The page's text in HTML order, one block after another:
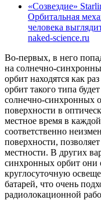
«Созвездие»
Орбитальная
человека
naked-science.ru
Во-первых, в него
на солнечно-
орбит находятся как
орбит такого типа
солнечно-синхронных
поверхности в
местное время в
соответственно
поверхности,
местности. В других
синхронных орбит они
круглосуточную
батарей, что очень
радиолокационной